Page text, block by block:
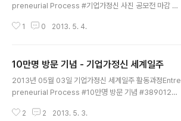
preneurial Process #기업가정신 사진 공모전 마감 기
기술대학교 행사에서는 총 49 작품이 접수되었는데, 나는
신 / 창업 / 예술 등 다양한 분야에서 활동하고 있는 분들을
모시고 객관적으로 이들의 작품을 심사할 예정이다. 사실
기업가정신 사진 공모전은 작년에 동국대에서 처음으로 해
것이 아니라서 다소 아쉬움으로 남아 있었다. 이번 기회에
1 0 2013. 5. 4.
10만명 방문 기념 - 기업가정신 세계일주
2013년 05월 03일 기업가정신 세계일주 활동과정Entre
preneurial Process #10만명 방문 기념 #38901201
기업가정신 http://wet-entrepreneur.tistory.com/1
2 2 2013. 5. 3.